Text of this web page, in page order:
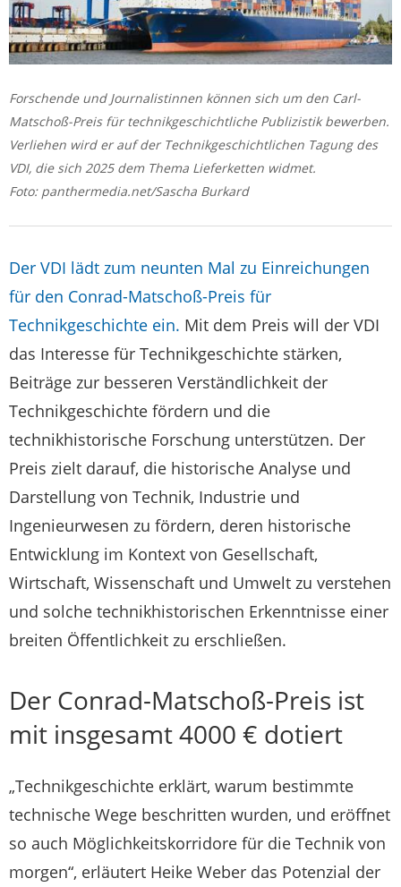
Forschende und Journalistinnen können sich um den Carl-
Matschoß-Preis für technikgeschichtliche Publizistik bewerben.
Verliehen wird er auf der Technikgeschichtlichen Tagung des
VDI, die sich 2025 dem Thema Lieferketten widmet.
Foto: panthermedia.net/Sascha Burkard
Der VDI lädt zum neunten Mal zu Einreichungen
für den Conrad-Matschoß-Preis für
Technikgeschichte ein. Mit dem Preis will der VDI
das Interesse für Technikgeschichte stärken,
Beiträge zur besseren Verständlichkeit der
Technikgeschichte fördern und die
technikhistorische Forschung unterstützen. Der
Preis zielt darauf, die historische Analyse und
Darstellung von Technik, Industrie und
Ingenieurwesen zu fördern, deren historische
Entwicklung im Kontext von Gesellschaft,
Wirtschaft, Wissenschaft und Umwelt zu verstehen
und solche technikhistorischen Erkenntnisse einer
breiten Öffentlichkeit zu erschließen.
Der Conrad-Matschoß-Preis ist
mit insgesamt 4000 € dotiert
„Technikgeschichte erklärt, warum bestimmte
technische Wege beschritten wurden, und eröffnet
so auch Möglichkeitskorridore für die Technik von
morgen“, erläutert Heike Weber das Potenzial der